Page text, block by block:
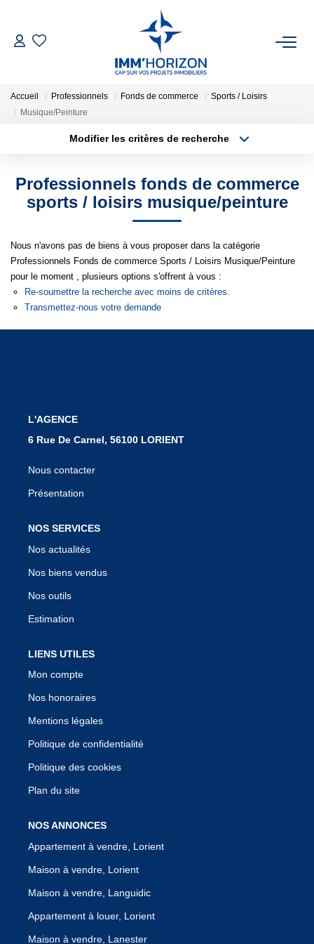
ACHETER
FAIRE GÉRER
NOTRE AGENCE
Qui Sommes-Nous
Notre Équipe
Accueil Professionnels Fonds de commerce
Sports / Loisirs
Musique/Peinture
Modifier les critères de recherche
Sélectionnez...
Type de bien
Surface min
Créer une alerte
Professionnels fonds de commerce
sports / loisirs musique/peinture
Nous n'avons pas de biens à vous proposer dans la catégorie
Professionnels Fonds de commerce Sports / Loisirs Musique/Peinture
pour le moment , plusieurs options s'offrent à vous :
Re-soumettre la recherche avec moins de critères.
Transmettez-nous votre demande
L'AGENCE
6 Rue De Carnel, 56100 LORIENT
Nous contacter
Présentation
NOS SERVICES
Nos actualités
Nos biens vendus
Nos outils
Estimation
LIENS UTILES
Mon compte
Nos honoraires
Mentions légales
Politique de confidentialité
Politique des cookies
Plan du site
NOS ANNONCES
Appartement à vendre, Lorient
Maison à vendre, Lorient
Maison à vendre, Languidic
Appartement à louer, Lorient
Maison à vendre, Lanester